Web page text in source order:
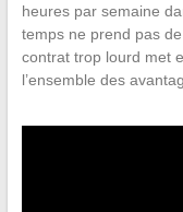
heures par semaine
temps ne prend pas
contrat trop lourd met
l’ensemble des